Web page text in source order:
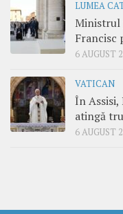
LUMEA
Ministrul
Francisc
6 AUGUST
VATICAN
În
atingă
6 AUGUST